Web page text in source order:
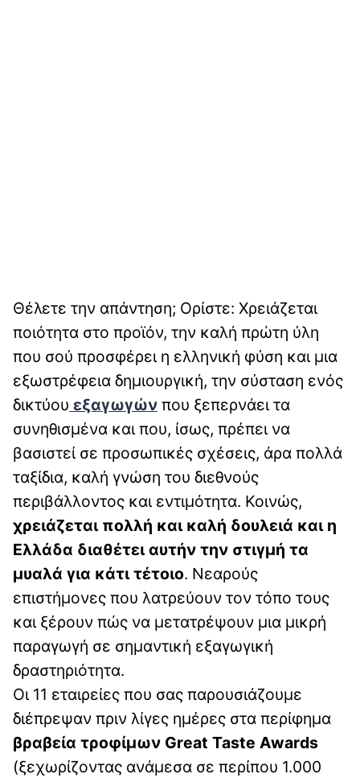
Θέλετε την απάντηση; Ορίστε: Χρειάζεται
ποιότητα στο προϊόν, την καλή πρώτη ύλη
που σού προσφέρει η ελληνική φύση και μια
εξωστρέφεια δημιουργική, την σύσταση ενός
δικτύου εξαγωγών που ξεπερνάει τα
συνηθισμένα και που, ίσως, πρέπει να
βασιστεί σε προσωπικές σχέσεις, άρα πολλά
ταξίδια, καλή γνώση του διεθνούς
περιβάλλοντος και εντιμότητα. Κοινώς,
χρειάζεται πολλή και καλή δουλειά και η
Ελλάδα διαθέτει αυτήν την στιγμή τα
μυαλά για κάτι τέτοιο. Νεαρούς
επιστήμονες που λατρεύουν τον τόπο τους
και ξέρουν πώς να μετατρέψουν μια μικρή
παραγωγή σε σημαντική εξαγωγική
δραστηριότητα.
Οι 11 εταιρείες που σας παρουσιάζουμε
διέπρεψαν πριν λίγες ημέρες στα περίφημα
βραβεία τροφίμων Great Taste Awards
(ξεχωρίζοντας ανάμεσα σε περίπου 1.000